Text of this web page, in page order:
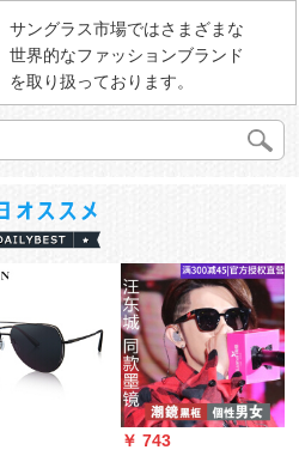
サングラス市場ではさまざまな
世界的なファッションブランド
を取り扱っております。
￥ 743